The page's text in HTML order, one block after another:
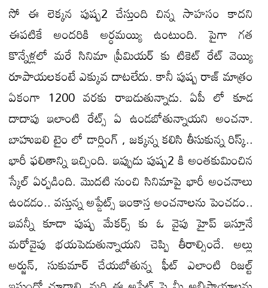
సో ఈ లెక్కన పుష్ప2 చేస్తుంది చిన్న సాహసం కాదని
ఈపటికే అందరికి అర్ధమయ్యి ఉంటుంది. పైగా గత
కొన్నేళ్లలో మరే సినిమా ప్రీమియర్ కు టికెట్ రేట్ వెయ్యి
రూపాయలకంటే ఎక్కువ దాటలేదు. కానీ పుష్ప రాజ్ మాత్రం
ఏకంగా 1200 వరకు రాబడుతున్నాడు. ఏపీ లో కూడ
దాదాపు ఇలాంటి రేట్స్ ఏ ఉండబోతున్నాయని అంచనా.
బాహుబలి టైం లో డార్లింగ్ , జక్కన్న కలిసి తీసుకున్న రిస్క్..
భారీ ఫలితాన్ని ఇచ్చింది. ఇప్పుడు పుష్ప2 కి అంతకుమించిన
స్కేల్ ఏర్పడింది. మొదటి నుంచి సినిమాపై భారీ అంచనాలు
ఉండడం.. వస్తున్న అప్డేట్స్ ఇంకాస్త అంచనాలను పెంచడం..
ఇవన్నీ కూడా పుష్ప మేకర్స్ కు ఓ వైపు హైప్ ఇస్తూనే
మరోవైపు భయపెడుతున్నాయని చెప్పి తీరాల్సిందే. అల్లు
అర్జున్, సుకుమార్ చేయబోతున్న ఫీట్ ఎలాంటి రిజల్ట్